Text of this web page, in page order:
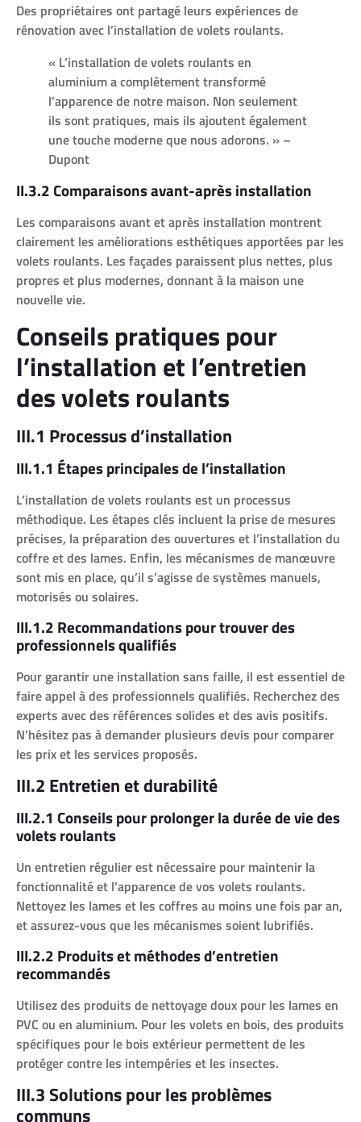
Des propriétaires ont partagé leurs expériences de
rénovation avec l’installation de volets roulants.
« L’installation de volets roulants en
aluminium a complètement transformé
l’apparence de notre maison. Non seulement
ils sont pratiques, mais ils ajoutent également
une touche moderne que nous adorons. » –
Dupont
II.3.2 Comparaisons avant-après installation
Les comparaisons avant et après installation montrent
clairement les améliorations esthétiques apportées par les
volets roulants. Les façades paraissent plus nettes, plus
propres et plus modernes, donnant à la maison une
nouvelle vie.
Conseils pratiques pour
l’installation et l’entretien
des volets roulants
III.1 Processus d’installation
III.1.1 Étapes principales de l’installation
L’installation de volets roulants est un processus
méthodique. Les étapes clés incluent la prise de mesures
précises, la préparation des ouvertures et l’installation du
coffre et des lames. Enfin, les mécanismes de manœuvre
sont mis en place, qu’il s’agisse de systèmes manuels,
motorisés ou solaires.
III.1.2 Recommandations pour trouver des
professionnels qualifiés
Pour garantir une installation sans faille, il est essentiel de
faire appel à des professionnels qualifiés. Recherchez des
experts avec des références solides et des avis positifs.
N’hésitez pas à demander plusieurs devis pour comparer
les prix et les services proposés.
III.2 Entretien et durabilité
III.2.1 Conseils pour prolonger la durée de vie des
volets roulants
Un entretien régulier est nécessaire pour maintenir la
fonctionnalité et l’apparence de vos volets roulants.
Nettoyez les lames et les coffres au moins une fois par an,
et assurez-vous que les mécanismes soient lubrifiés.
III.2.2 Produits et méthodes d’entretien
recommandés
Utilisez des produits de nettoyage doux pour les lames en
PVC ou en aluminium. Pour les volets en bois, des produits
spécifiques pour le bois extérieur permettent de les
protéger contre les intempéries et les insectes.
III.3 Solutions pour les problèmes
communs